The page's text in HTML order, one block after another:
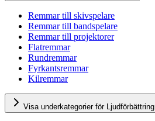
Remmar till skivspelare
Remmar till bandspelare
Remmar till projektorer
Flatremmar
Rundremmar
Fyrkantsremmar
Kilremmar
Visa underkategorier för Ljudförbättring